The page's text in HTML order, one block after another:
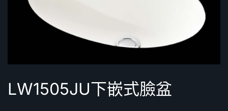
LW1505JU下嵌式臉盆